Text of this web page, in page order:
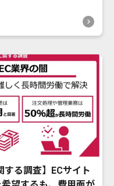
する調査】ECサイト